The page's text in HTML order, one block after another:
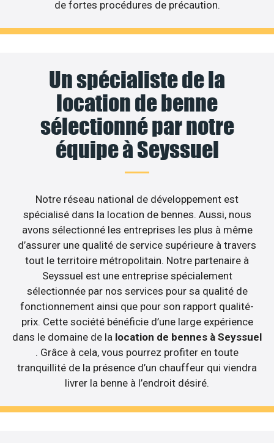
de fortes procédures de précaution.
Un spécialiste de la
location de benne
sélectionné par notre
équipe à Seyssuel
Notre réseau national de développement est
spécialisé dans la location de bennes. Aussi, nous
avons sélectionné les entreprises les plus à même
d’assurer une qualité de service supérieure à travers
tout le territoire métropolitain. Notre partenaire à
Seyssuel est une entreprise spécialement
sélectionnée par nos services pour sa qualité de
fonctionnement ainsi que pour son rapport qualité-
prix. Cette société bénéficie d’une large expérience
dans le domaine de la location de bennes à Seyssuel
. Grâce à cela, vous pourrez profiter en toute
tranquillité de la présence d’un chauffeur qui viendra
livrer la benne à l’endroit désiré.